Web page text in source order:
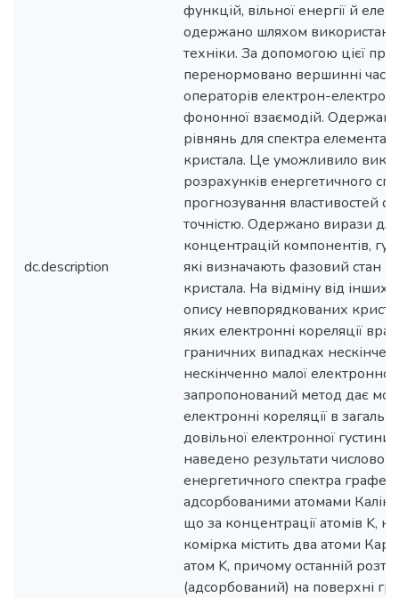
dc.description
функцій, вільної енергії й
одержано шляхом
техніки. За допомогою цієї
перенормовано вершинні
операторів електрон-
фононної взаємодій.
рівнянь для спектра
кристала. Це уможливило
розрахунків енергетичного
прогнозування властивостей
точністю. Одержано вирази
концентрацій компонентів,
які визначають фазовий стан
кристала. На відміну від інших
опису невпорядкованих
яких електронні кореляції
граничних випадках
нескінченно малої електронної
запропонований метод дає
електронні кореляції в
довільної електронної густини.
наведено результати
енергетичного спектра
адсорбованими атомами Калію
що за концентрації атомів K,
комірка містить два атоми
атом K, причому останній
(адсорбований) на поверхні